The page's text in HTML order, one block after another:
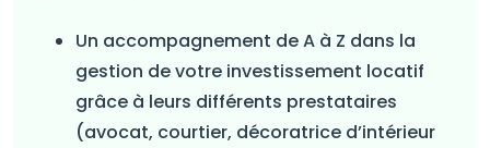
Un accompagnement de A à Z dans la
gestion de votre investissement locatif
grâce à leurs différents prestataires
(avocat, courtier, décoratrice d’intérieur